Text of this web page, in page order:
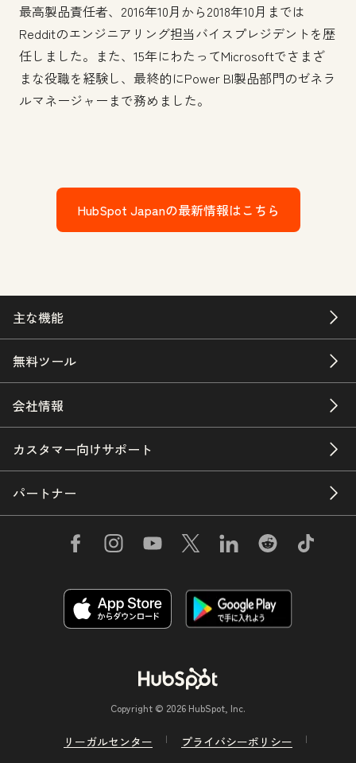
最高製品責任者、2016年10月から2018年10月までは
Redditのエンジニアリング担当バイスプレジデントを歴
任しました。また、15年にわたってMicrosoftでさまざ
まな役職を経験し、最終的にPower BI製品部門のゼネラ
ルマネージャーまで務めました。
HubSpot Japanの最新情報はこちら
主な機能
無料ツール
会社情報
カスタマー向けサポート
パートナー
Copyright © 2026 HubSpot, Inc.
リーガルセンター プライバシーポリシー